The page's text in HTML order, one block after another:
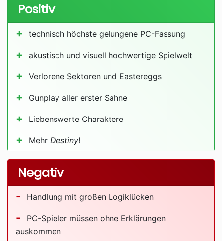
Positiv
technisch höchste gelungene PC-Fassung
akustisch und visuell hochwertige Spielwelt
Verlorene Sektoren und Eastereggs
Gunplay aller erster Sahne
Liebenswerte Charaktere
Mehr Destiny!
Negativ
Handlung mit großen Logiklücken
PC-Spieler müssen ohne Erklärungen
auskommen